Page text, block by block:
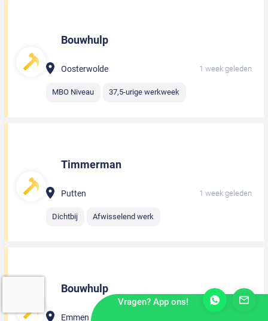
Bouwhulp
Oosterwolde 1 week geleden
MBO Niveau 37,5-urige werkweek
Timmerman
Putten 1 week geleden
Dichtbij Afwisselend werk
Bouwhulp
Emmen
Vragen? App ons!